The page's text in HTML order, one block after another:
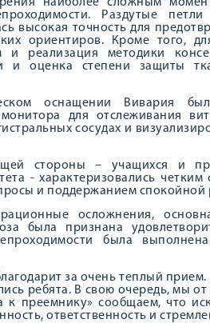
Раздутые
высокая точность для
ориентиров. Кроме того,
и реализация методики
и оценка степени защиты
оснащении Вивария
для отслеживания
сосудах и
стороны – учащихся и
- характеризовались
и поддержанием спокойной
осложнения,
была признана
была
за очень теплый
ребята. В свою очередь, мы
к преемнику» сообщаем, что
ответственность и